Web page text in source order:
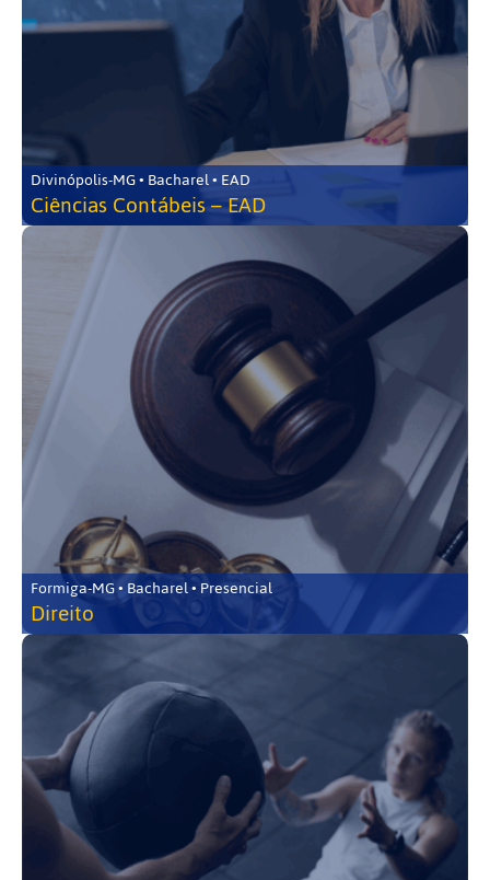
Divinópolis-MG • Bacharel • EAD
Ciências Contábeis – EAD
Formiga-MG • Bacharel • Presencial
Direito